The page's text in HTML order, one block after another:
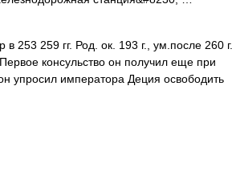
253 259 гг. Род. ок. 193 г., ум.после 260 г.
консульство он получил еще при
упросил императора Деция освободить